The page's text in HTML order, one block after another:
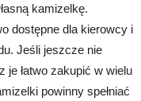
kamizelkę.
dostępne dla kierowcy i
Jeśli jeszcze nie
łatwo zakupić w wielu
powinny spełniać